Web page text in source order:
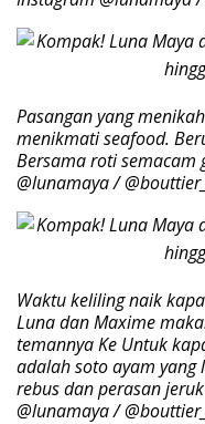
Pasangan yang
menikmati seafood.
Bersama roti semacam
@lunamaya /
Waktu keliling naik
Luna dan Maxime
temannya Ke Untuk
adalah soto ayam yang
rebus dan perasan
@lunamaya /